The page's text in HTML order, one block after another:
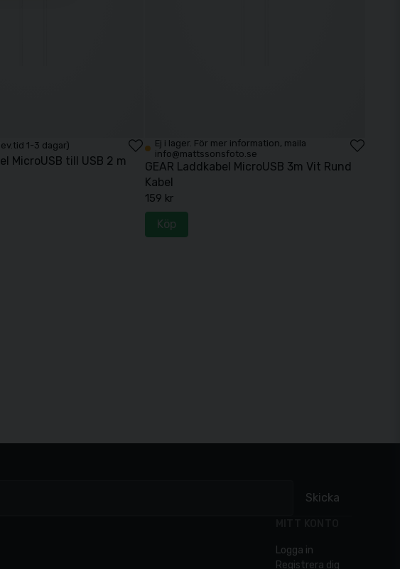
1-3 dagar)
MicroUSB till USB 2 m
Ej i lager. För mer information, maila
info@mattssonsfoto.se
GEAR Laddkabel MicroUSB 3m Vit Rund
Kabel
159 kr
Köp
Skicka
Logga in
Registrera dig